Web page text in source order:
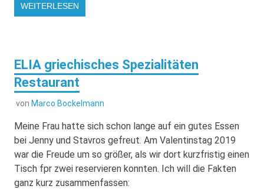
WEITERLESEN
ELIA griechisches Spezialitäten
Restaurant
von Marco Bockelmann
Meine Frau hatte sich schon lange auf ein gutes Essen
bei Jenny und Stavros gefreut. Am Valentinstag 2019
war die Freude um so größer, als wir dort kurzfristig einen
Tisch fpr zwei reservieren konnten. Ich will die Fakten
ganz kurz zusammenfassen: